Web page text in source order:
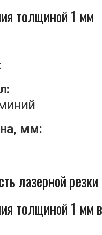
толщиной 1 мм
мм:
лазерной резки
толщиной 1 мм